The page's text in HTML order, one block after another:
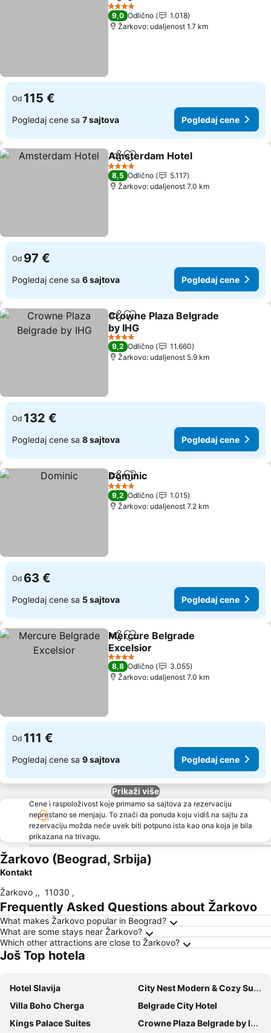
4 Zvezdice
9,0 Odlično
1.018
Žarkovo: udaljenost 1.7 km
Od 115 €
Pogledaj cene sa 7 sajtova Pogledaj cene
Deli Dodati u favorite
Amsterdam Hotel
4 Zvezdice
8,5 Odlično
5.117
Žarkovo: udaljenost 7.0 km
Od 97 €
Pogledaj cene sa 6 sajtova Pogledaj cene
Deli Dodati u favorite
Crowne Plaza Belgrade
by IHG
4 Zvezdice
9,2 Odlično
11.660
Žarkovo: udaljenost 5.9 km
Od 132 €
Pogledaj cene sa 8 sajtova Pogledaj cene
Deli Dodati u favorite
Dominic
4 Zvezdice
9,2 Odlično
1.015
Žarkovo: udaljenost 7.2 km
Od 63 €
Pogledaj cene sa 5 sajtova Pogledaj cene
Deli Dodati u favorite
Mercure Belgrade
Excelsior
4 Zvezdice
8,8 Odlično
3.055
Žarkovo: udaljenost 7.0 km
Od 111 €
Pogledaj cene sa 9 sajtova Pogledaj cene
Prikaži više
Cene i raspoloživost koje primamo sa sajtova za rezervaciju
neprestano se menjaju. To znači da ponuda koju vidiš na sajtu za
rezervaciju možda neće uvek biti potpuno ista kao ona koja je bila
prikazana na trivagu.
Žarkovo (Beograd, Srbija)
Kontakt
Žarkovo ,, 11030 ,
Frequently Asked Questions about Žarkovo
What makes Žarkovo popular in Beograd?
What are some stays near Žarkovo?
Which other attractions are close to Žarkovo?
Još Top hotela
Hotel Slavija
City Nest Modern & Cozy Suites
Villa Boho Cherga
Belgrade City Hotel
Kings Palace Suites
Crowne Plaza Belgrade by IHG